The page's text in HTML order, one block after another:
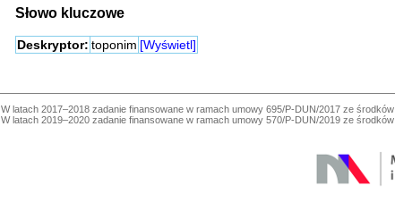
Słowo kluczowe
Deskryptor: toponim [Wyświetl]
W latach 2017–2018 zadanie finansowane w ramach umowy 695/P-DUN/2017 ze środków
W latach 2019–2020 zadanie finansowane w ramach umowy 570/P-DUN/2019 ze środków